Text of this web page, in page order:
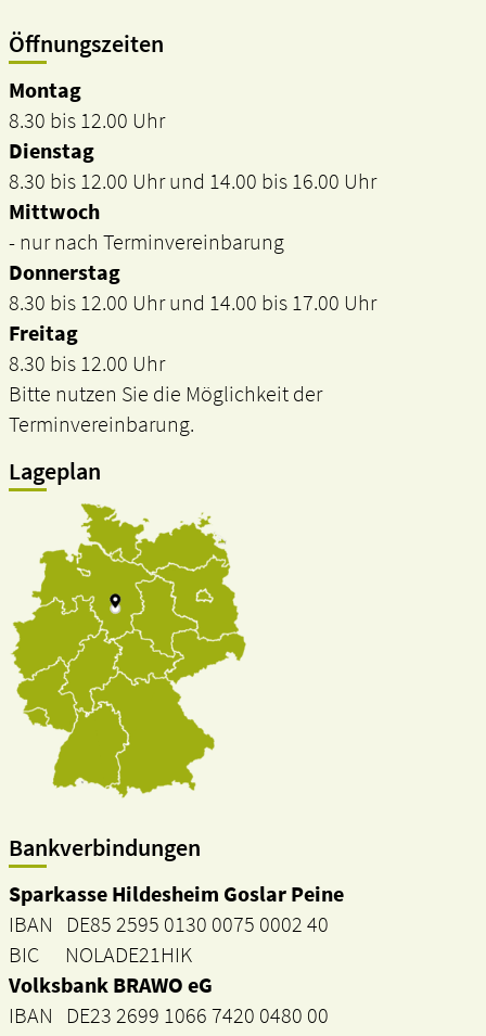
Öffnungszeiten
Montag
8.30 bis 12.00 Uhr
Dienstag
8.30 bis 12.00 Uhr und 14.00 bis 16.00 Uhr
Mittwoch
- nur nach Terminvereinbarung
Donnerstag
8.30 bis 12.00 Uhr und 14.00 bis 17.00 Uhr
Freitag
8.30 bis 12.00 Uhr
Bitte nutzen Sie die Möglichkeit der
Terminvereinbarung.
Lageplan
Bankverbindungen
Sparkasse Hildesheim Goslar Peine
IBAN DE85 2595 0130 0075 0002 40
BIC NOLADE21HIK
Volksbank BRAWO eG
IBAN DE23 2699 1066 7420 0480 00